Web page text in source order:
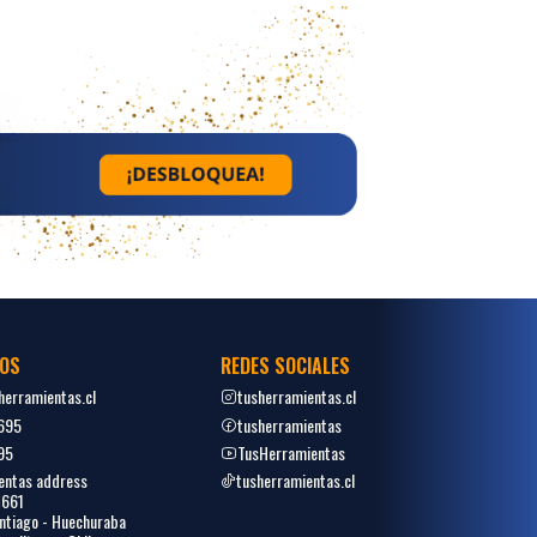
address
- Huechuraba
REDES SOCIALES
tusherramientas.cl
tusherramientas
TusHerramientas
tusherramientas.cl